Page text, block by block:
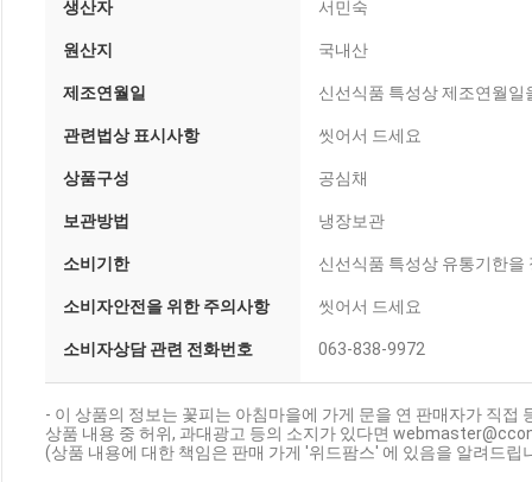
생산자 서민숙
원산지 국내산
제조연월일 신선식품 특성상 제조연월
관련법상 표시사항 씻어서 드세요
상품구성 공심채
보관방법 냉장보관
소비기한 신선식품 특성상 유통기한을
소비자안전을 위한 주의사항 씻어서 드세요
소비자상담 관련 전화번호 063-838-9972
- 이 상품의 정보는 꽃피는 아침마을에 가게 문을 연 판매자가 직접
상품 내용 중 허위, 과대광고 등의 소지가 있다면
(상품 내용에 대한 책임은 판매 가게 '위드팜스' 에 있음을 알려드립